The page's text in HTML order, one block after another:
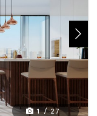
1 / 27